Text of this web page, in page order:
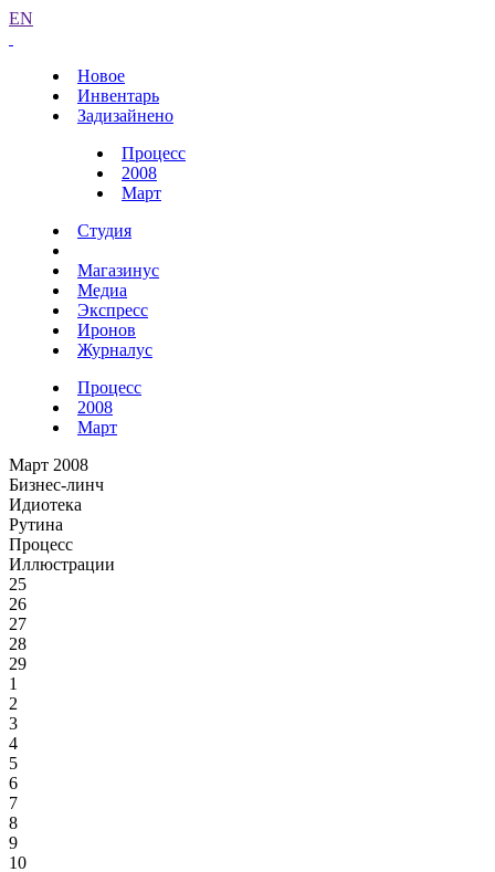
EN
Новое
Инвентарь
Задизайнено
Процесс
2008
Март
Студия
Магазинус
Медиа
Экспресс
Иронов
Журналус
Процесс
2008
Март
Март 2008
Бизнес-линч
Идиотека
Рутина
Процесс
Иллюстрации
25
26
27
28
29
1
2
3
4
5
6
7
8
9
10